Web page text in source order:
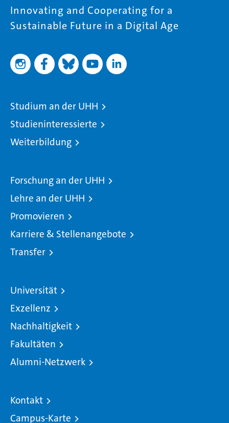
Innovating and Cooperating for a
Sustainable Future in a Digital Age
Studium an der UHH
Studieninteressierte
Weiterbildung
Forschung an der UHH
Lehre an der UHH
Promovieren
Karriere & Stellenangebote
Transfer
Universität
Exzellenz
Nachhaltigkeit
Fakultäten
Alumni-Netzwerk
Kontakt
Campus-Karte